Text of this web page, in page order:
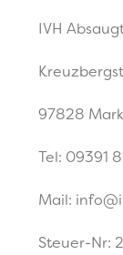
IVH
97828
Tel: 09391
Mail:
Steuer-Nr: